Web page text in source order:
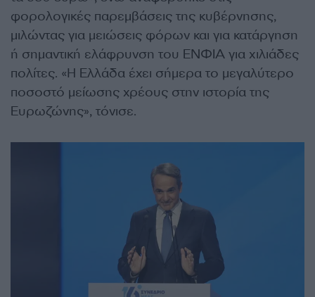
φορολογικές παρεμβάσεις της κυβέρνησης,
μιλώντας για μειώσεις φόρων και για κατάργηση
ή σημαντική ελάφρυνση του ΕΝΦΙΑ για χιλιάδες
πολίτες. «Η Ελλάδα έχει σήμερα το μεγαλύτερο
ποσοστό μείωσης χρέους στην ιστορία της
Ευρωζώνης», τόνισε.